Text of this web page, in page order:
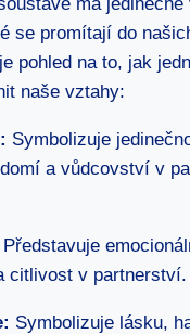
se promítají do
pohled na to, jak⁣
naše vztahy:
Symbolizuje
a ⁤vůdcovství v
Představuje
citlivost v partnerství.
Symbolizuje lásku,